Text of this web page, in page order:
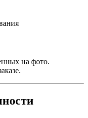
на фото.